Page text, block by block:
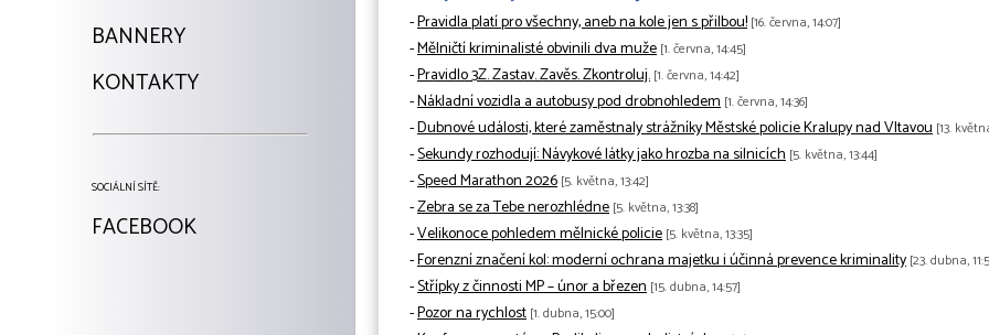
BANNERY
KONTAKTY
SOCIÁLNÍ SÍTĚ:
FACEBOOK
-Pravidla platí pro všechny, aneb na kole jen s přilbou! [16. června, 14:07]
-Mělničtí kriminalisté obvinili dva muže [1. června, 14:45]
-Pravidlo 3Z. Zastav. Zavěs. Zkontroluj. [1. června, 14:42]
-Nákladní vozidla a autobusy pod drobnohledem [1. června, 14:36]
-Dubnové události, které zaměstnaly strážníky Městské policie Kralupy nad Vltavou [13.
-Sekundy rozhodují: Návykové látky jako hrozba na silnicích [5. května, 13:44]
-Speed Marathon 2026 [5. května, 13:42]
-Zebra se za Tebe nerozhlédne [5. května, 13:38]
-Velikonoce pohledem mělnické policie [5. května, 13:35]
-Forenzní značení kol: moderní ochrana majetku i účinná prevence kriminality [23. dubna,
-Střípky z činnosti MP – únor a březen [15. dubna, 14:57]
-Pozor na rychlost [1. dubna, 15:00]